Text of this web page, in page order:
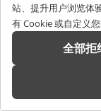
站、提升用户浏览体
有 Cookie 或自定义您
全部拒